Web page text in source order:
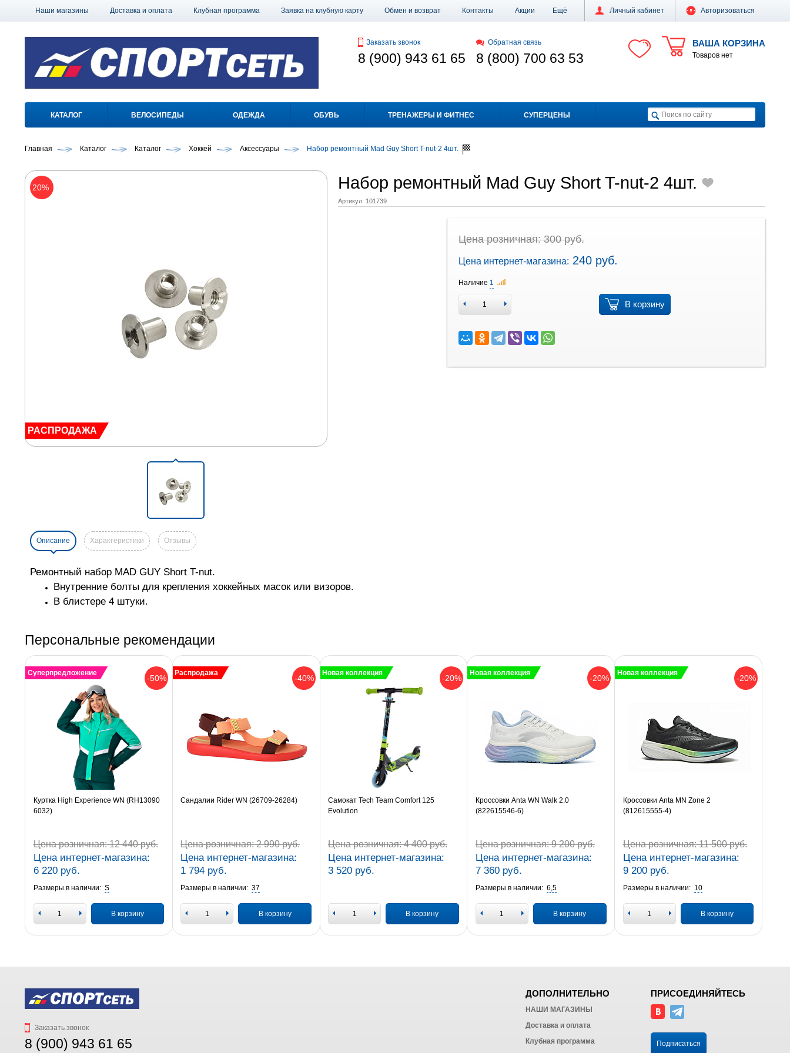
Личный кабинет Авторизоваться
Наши магазины Доставка и оплата Клубная программа Заявка на клубную карту Обмен и возврат Контакты Акции Ещё
ВАША КОРЗИНА
Товаров нет
Заказать звонок
8 (900) 943 61 65
Обратная связь
8 (800) 700 63 53
КАТАЛОГ ВЕЛОСИПЕДЫ ОДЕЖДА ОБУВЬ ТРЕНАЖЕРЫ И ФИТНЕС СУПЕРЦЕНЫ
Главная Каталог Каталог Хоккей Аксессуары Набор ремонтный Mad Guy Short T-nut-2 4шт.
Набор ремонтный Mad Guy Short T-nut-2 4шт.
Артикул: 101739
20%
РАСПРОДАЖА
Цена розничная: 300 руб.
Цена интернет-магазина: 240 руб.
Наличие 1
В корзину
Описание Характеристики Отзывы
Ремонтный набор MAD GUY Short T-nut.
Внутренние болты для крепления хоккейных масок или визоров.
В блистере 4 штуки.
Персональные рекомендации
-50%
Суперпредложение
Куртка High Experience WN (RH13090
6032)
Цена розничная:12 440 руб.
Цена интернет-магазина:
6 220 руб.
Размеры в наличии: S
В корзину
-40%
Распродажа
Сандалии Rider WN (26709-26284)
Цена розничная:2 990 руб.
Цена интернет-магазина:
1 794 руб.
Размеры в наличии: 37
В корзину
-20%
Новая коллекция
Самокат Tech Team Comfort 125
Evolution
Цена розничная:4 400 руб.
Цена интернет-магазина:
3 520 руб.
В корзину
-20%
Новая коллекция
Кроссовки Anta WN Walk 2.0
(822615546-6)
Цена розничная:9 200 руб.
Цена интернет-магазина:
7 360 руб.
Размеры в наличии: 6,5
В корзину
-20%
Новая коллекция
Кроссовки Anta MN Zone 2
(812615555-4)
Цена розничная:11 500 руб.
Цена интернет-магазина:
9 200 руб.
Размеры в наличии: 10
В корзину
Заказать звонок
8 (900) 943 61 65
ДОПОЛНИТЕЛЬНО
НАШИ МАГАЗИНЫ
Доставка и оплата
Клубная программа
ПРИСОЕДИНЯЙТЕСЬ
Подписаться